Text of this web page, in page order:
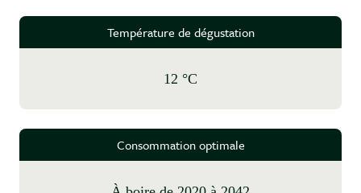
Température de dégustation
12 °C
Consommation optimale